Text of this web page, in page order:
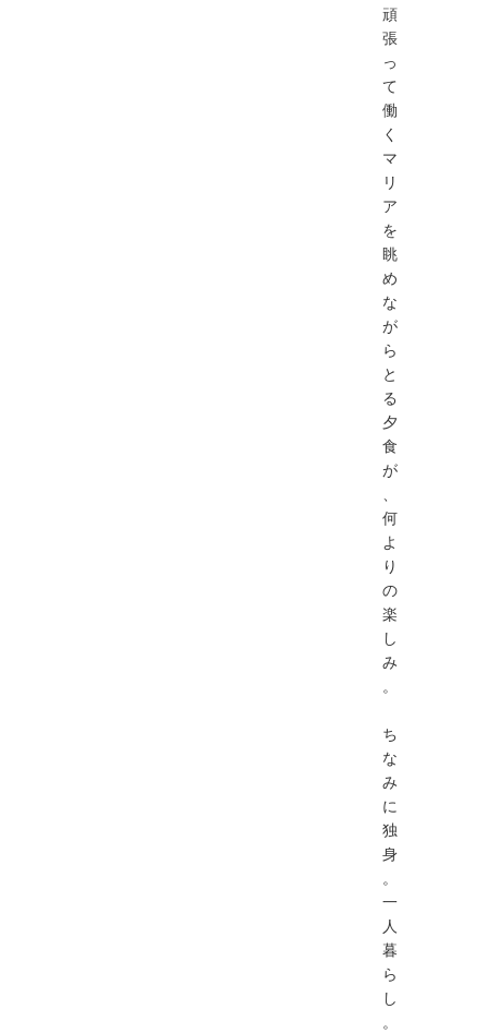
頑
張
っ
て
働
く
マ
リ
ア
を
眺
め
な
が
ら
と
る
夕
食
が
何
よ
り
の
楽
し
み
。
ち
な
み
に
独
身
。
一
人
暮
ら
し
。